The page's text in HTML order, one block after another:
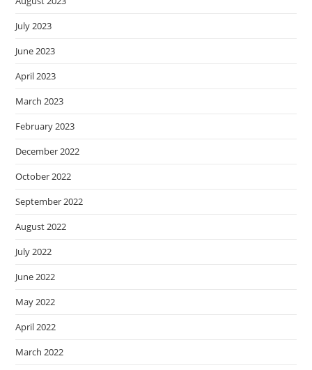
July 2023
June 2023
April 2023
March 2023
February 2023
December 2022
October 2022
September 2022
August 2022
July 2022
June 2022
May 2022
April 2022
March 2022